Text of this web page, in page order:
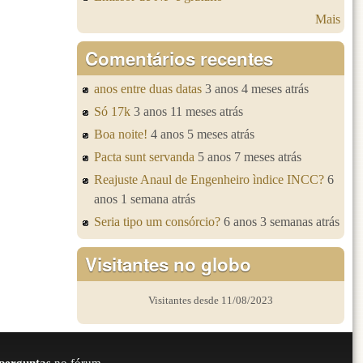
Mais
Comentários recentes
anos entre duas datas 3 anos 4 meses atrás
Só 17k 3 anos 11 meses atrás
Boa noite! 4 anos 5 meses atrás
Pacta sunt servanda 5 anos 7 meses atrás
Reajuste Anaul de Engenheiro ìndice INCC? 6
anos 1 semana atrás
Seria tipo um consórcio? 6 anos 3 semanas atrás
Visitantes no globo
Visitantes desde 11/08/2023